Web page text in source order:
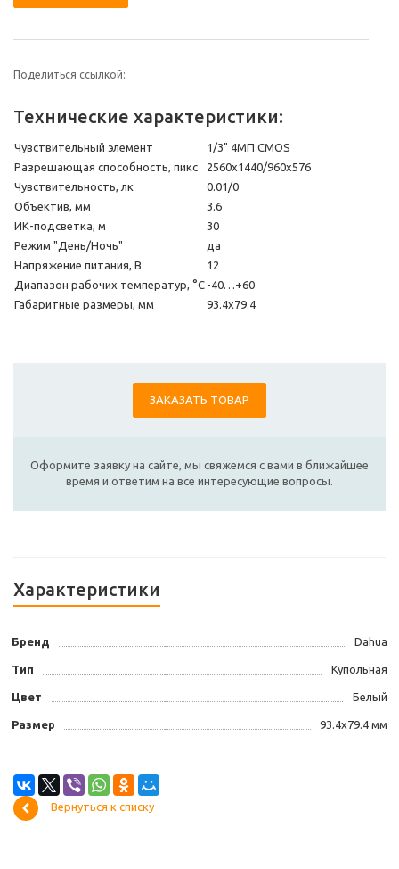
Поделиться ссылкой:
Технические характеристики:
Чувствительный элемент
1/3" 4МП CMOS
Разрешающая способность, пикс
2560х1440/960х576
Чувствительность, лк
0.01/0
Объектив, мм
3.6
ИК-подсветка, м
30
Режим "День/Ночь"
да
Напряжение питания, В
12
Диапазон рабочих температур, °С -40…+60
Габаритные размеры, мм
93.4х79.4
ЗАКАЗАТЬ ТОВАР
Оформите заявку на сайте, мы свяжемся с вами в ближайшее
время и ответим на все интересующие вопросы.
Характеристики
Бренд Dahua
Тип Купольная
Цвет Белый
Размер 93.4х79.4 мм
Вернуться к списку